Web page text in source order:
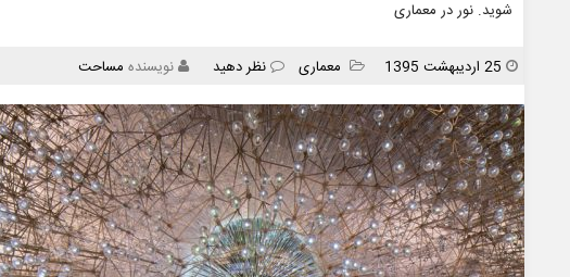
شوید. نور در معماری
انتشار
25 اردیبهشت 1395
دسته
ها
معماری نظر دهید نویسنده مساحت